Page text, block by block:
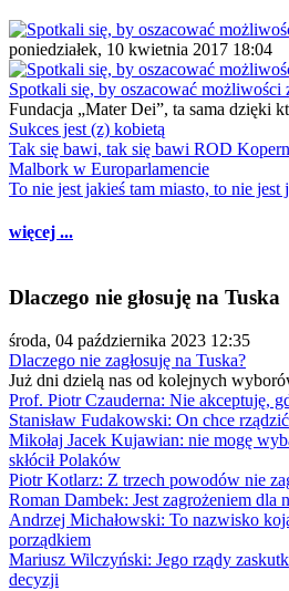
poniedziałek, 10 kwietnia 2017 18:04
Spotkali się, by oszacować możliwości
Fundacja „Mater Dei”, ta sama dzięki
Sukces jest (z) kobietą
Tak się bawi, tak się bawi ROD
Malbork w Europarlamencie
To nie jest jakieś tam miasto, to nie jest
więcej ...
Dlaczego nie głosuję na Tuska
środa, 04 października 2023 12:35
Dlaczego nie zagłosuję na Tuska?
Już dni dzielą nas od kolejnych
Prof. Piotr Czauderna: Nie akceptuję,
Stanisław Fudakowski: On chce
Mikołaj Jacek Kujawian: nie mogę
skłócił Polaków
Piotr Kotlarz: Z trzech powodów nie
Roman Dambek: Jest zagrożeniem dla
Andrzej Michałowski: To nazwisko
porządkiem
Mariusz Wilczyński: Jego rządy
decyzji